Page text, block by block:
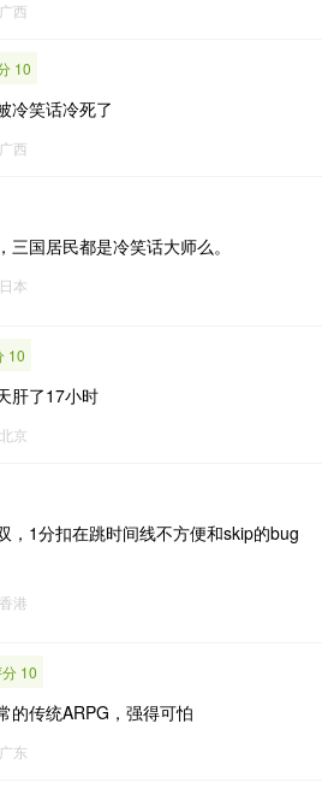
广西
10
冷笑话冷死了
广西
三国居民都是冷笑话大师么。
日本
10
肝了17小时
北京
，1分扣在跳时间线不方便和skip的bug
香港
10
的传统ARPG，强得可怕
广东